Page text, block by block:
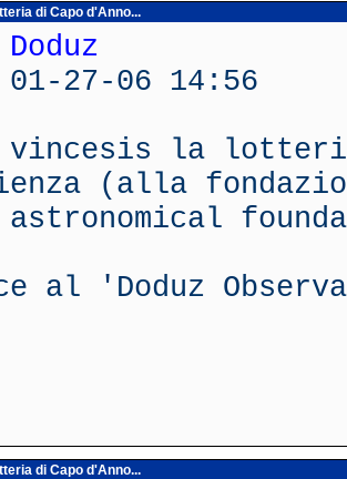
di Capo d'Anno...
Doduz
27-06 14:56
la
(alla
al 'Doduz
di Capo d'Anno...